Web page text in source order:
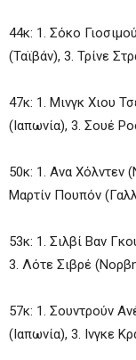
44κ: 1. Σόκο
(Ταϊβάν), 3. Τρίνε
47κ: 1. Μινγκ Χιου
(Ιαπωνία), 3. Σουέ
50κ: 1. Ανα Χόλντεν
Μαρτίν Πουπόν
53κ: 1. Σιλβί Βαν
3. Λότε Σιβρέ
57κ: 1. Σουντρούν
(Ιαπωνία), 3. Ινγκε